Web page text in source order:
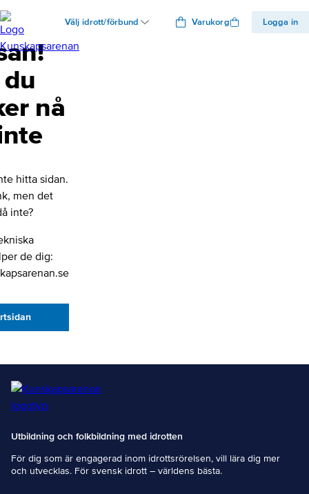
Välj idrott/förbund Varukorg Logga in
nå
hitta sidan.
men det
inte?
de dig:
Utbildning och folkbildning med idrotten
För dig som är engagerad inom idrottsrörelsen, vill lära dig mer
och utvecklas. För svensk idrott – världens bästa.